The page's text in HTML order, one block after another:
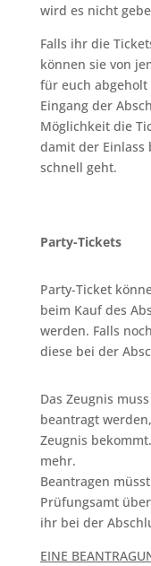
wird es nicht
Falls ihr die
können sie von
für euch
Eingang der
Möglichkeit die
damit der Einlass
schnell geht.
Party-Tickets
Party-Ticket
beim Kauf des
werden. Falls
diese bei der
Das Zeugnis
beantragt
Zeugnis bekommt.
mehr.
Beantragen
Prüfungsamt
ihr bei der
EINE